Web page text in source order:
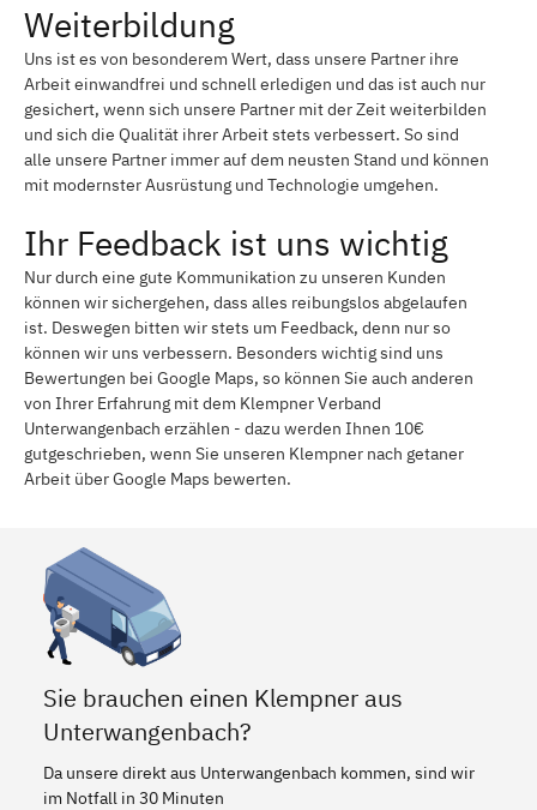
Weiterbildung
Uns ist es von besonderem Wert, dass unsere Partner ihre
Arbeit einwandfrei und schnell erledigen und das ist auch nur
gesichert, wenn sich unsere Partner mit der Zeit weiterbilden
und sich die Qualität ihrer Arbeit stets verbessert. So sind
alle unsere Partner immer auf dem neusten Stand und können
mit modernster Ausrüstung und Technologie umgehen.
Ihr Feedback ist uns wichtig
Nur durch eine gute Kommunikation zu unseren Kunden
können wir sichergehen, dass alles reibungslos abgelaufen
ist. Deswegen bitten wir stets um Feedback, denn nur so
können wir uns verbessern. Besonders wichtig sind uns
Bewertungen bei Google Maps, so können Sie auch anderen
von Ihrer Erfahrung mit dem Klempner Verband
Unterwangenbach erzählen - dazu werden Ihnen 10€
gutgeschrieben, wenn Sie unseren Klempner nach getaner
Arbeit über Google Maps bewerten.
Sie brauchen einen Klempner aus
Unterwangenbach?
Da unsere direkt aus Unterwangenbach kommen, sind wir
im Notfall in 30 Minuten